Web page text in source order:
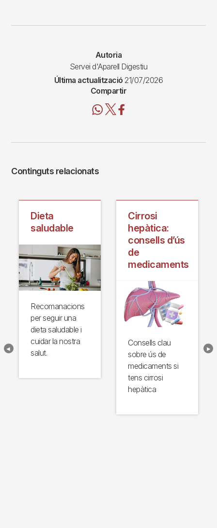
Autoria
Servei d'Aparell Digestiu
Última actualització 21/07/2026
Compartir
Continguts relacionats
Dieta
saludable
Recomanacions
per seguir una
dieta saludable i
cuidar la nostra
salut.
Cirrosi
hepàtica:
consells d’ús
de
medicaments
Consells clau
sobre ús de
medicaments si
tens cirrosi
hepàtica